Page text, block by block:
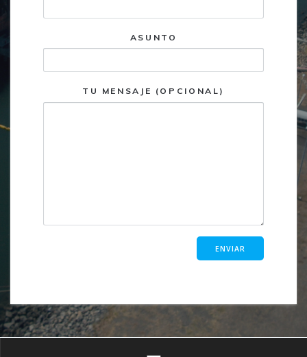
ASUNTO
TU MENSAJE (OPCIONAL)